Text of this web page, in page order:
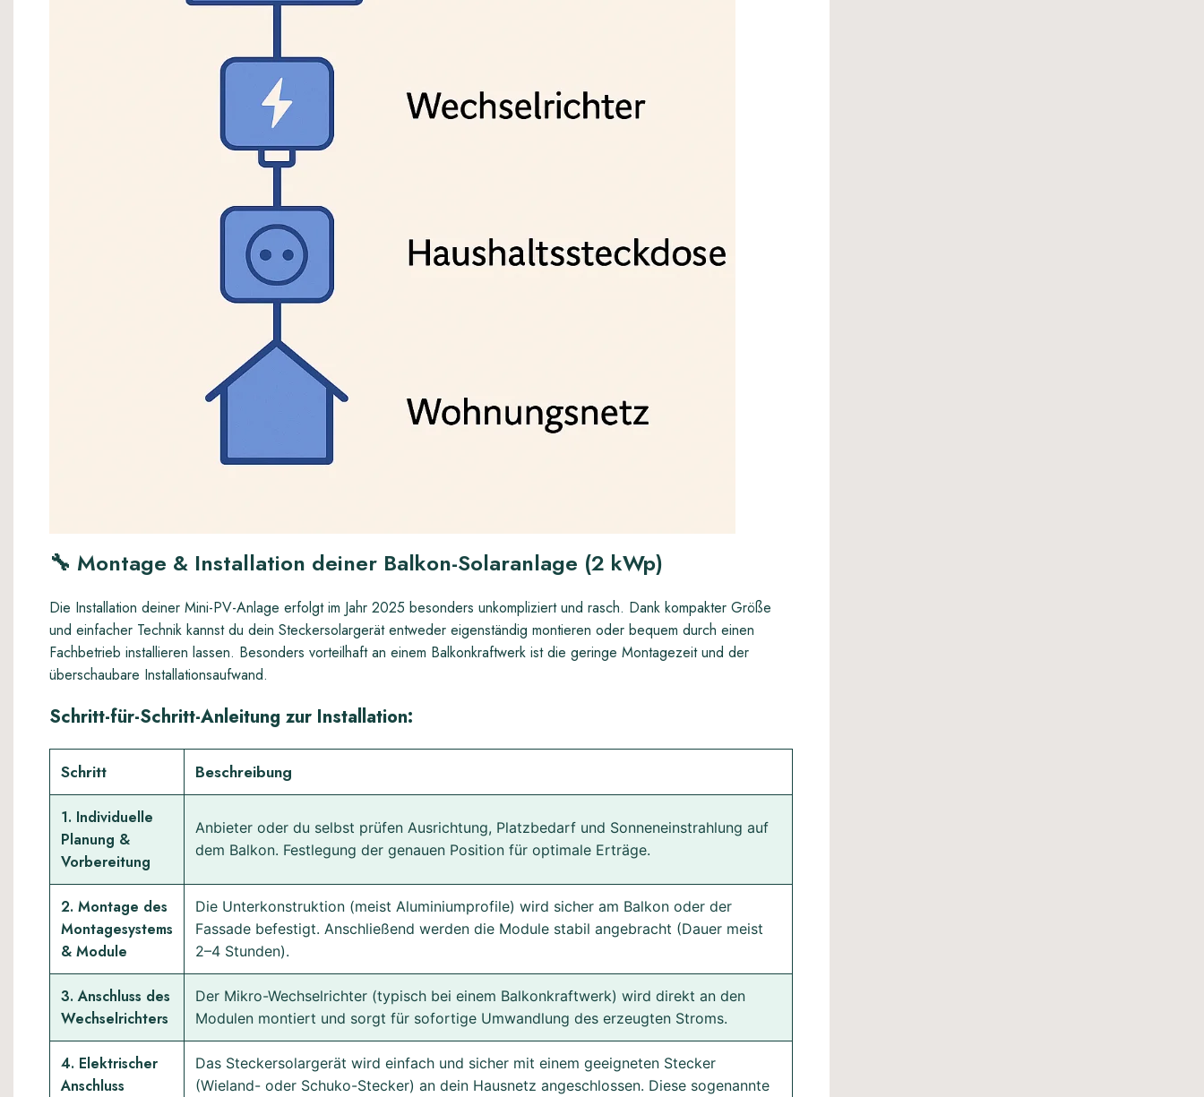
🔧 Montage & Installation deiner Balkon-Solaranlage (2 kWp)
Die Installation deiner Mini-PV-Anlage erfolgt im Jahr 2025 besonders unkompliziert und rasch. Dank kompakter Größe
und einfacher Technik kannst du dein Steckersolargerät entweder eigenständig montieren oder bequem durch einen
Fachbetrieb installieren lassen. Besonders vorteilhaft an einem Balkonkraftwerk ist die geringe Montagezeit und der
überschaubare Installationsaufwand.
Schritt-für-Schritt-Anleitung zur Installation:
Schritt Beschreibung
1. Individuelle
Planung &
Vorbereitung
Anbieter oder du selbst prüfen Ausrichtung, Platzbedarf und Sonneneinstrahlung auf
dem Balkon. Festlegung der genauen Position für optimale Erträge.
2. Montage des
Montagesystems
& Module
Die Unterkonstruktion (meist Aluminiumprofile) wird sicher am Balkon oder der
Fassade befestigt. Anschließend werden die Module stabil angebracht (Dauer meist
2–4 Stunden).
3. Anschluss des
Wechselrichters
Der Mikro-Wechselrichter (typisch bei einem Balkonkraftwerk) wird direkt an den
Modulen montiert und sorgt für sofortige Umwandlung des erzeugten Stroms.
4. Elektrischer
Anschluss
Das Steckersolargerät wird einfach und sicher mit einem geeigneten Stecker
(Wieland- oder Schuko-Stecker) an dein Hausnetz angeschlossen. Diese sogenannte